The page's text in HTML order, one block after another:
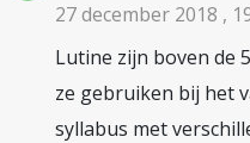
27 december 2018 ,
Lutine zijn boven de
ze gebruiken bij het
syllabus met